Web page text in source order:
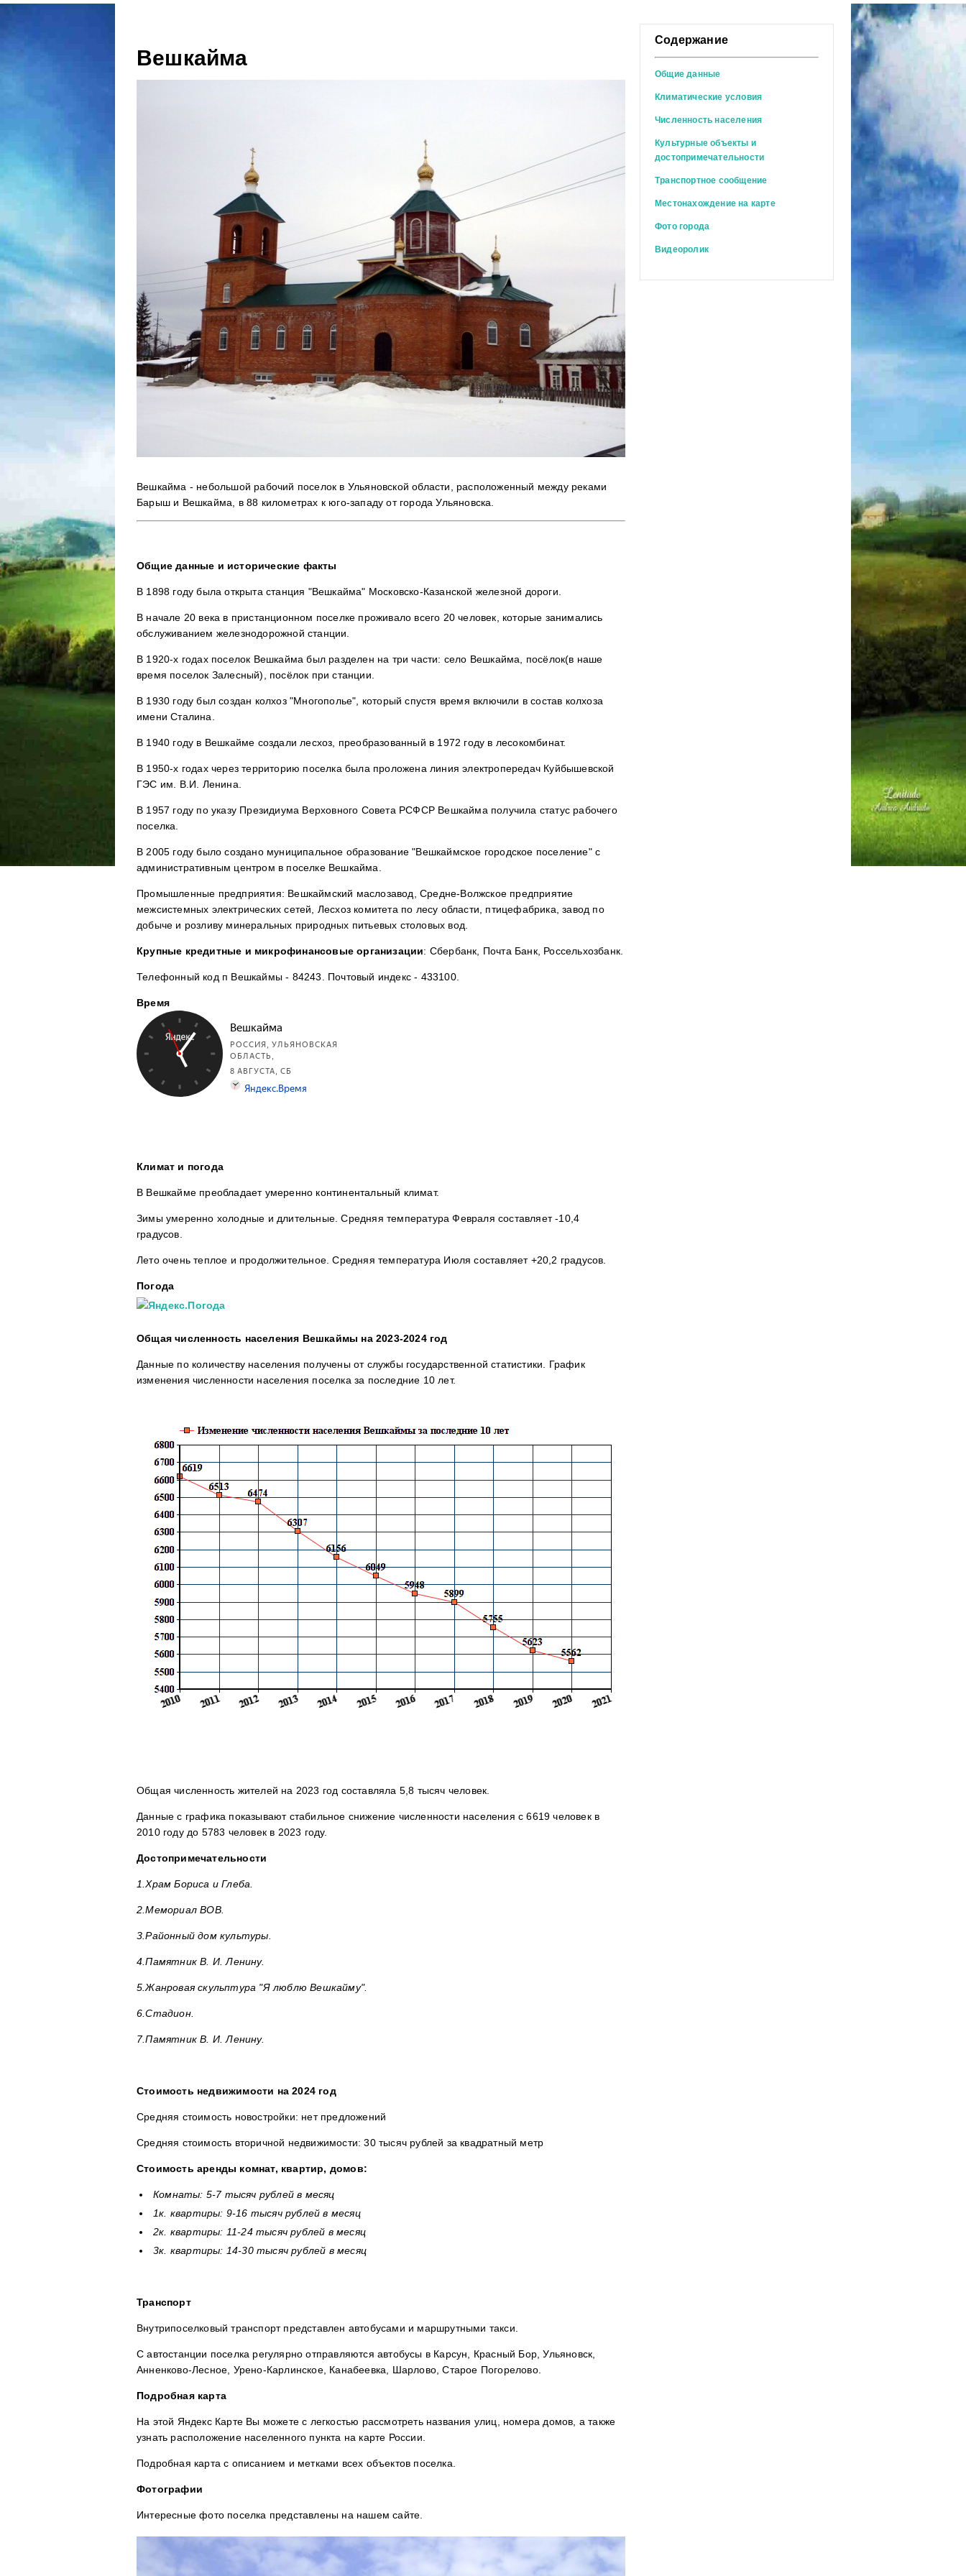
Вешкайма
Вешкайма - небольшой рабочий поселок в Ульяновской области, расположенный между реками
Барыш и Вешкайма, в 88 километрах к юго-западу от города Ульяновска.
Общие данные и исторические факты
В 1898 году была открыта станция "Вешкайма" Московско-Казанской железной дороги.
В начале 20 века в пристанционном поселке проживало всего 20 человек, которые занимались
обслуживанием железнодорожной станции.
В 1920-х годах поселок Вешкайма был разделен на три части: село Вешкайма, посёлок(в наше
время поселок Залесный), посёлок при станции.
В 1930 году был создан колхоз "Многополье", который спустя время включили в состав колхоза
имени Сталина.
В 1940 году в Вешкайме создали лесхоз, преобразованный в 1972 году в лесокомбинат.
В 1950-х годах через территорию поселка была проложена линия электропередач Куйбышевской
ГЭС им. В.И. Ленина.
В 1957 году по указу Президиума Верховного Совета РСФСР Вешкайма получила статус рабочего
поселка.
В 2005 году было создано муниципальное образование "Вешкаймское городское поселение" с
административным центром в поселке Вешкайма.
Промышленные предприятия: Вешкаймский маслозавод, Средне-Волжское предприятие
межсистемных электрических сетей, Лесхоз комитета по лесу области, птицефабрика, завод по
добыче и розливу минеральных природных питьевых столовых вод.
Крупные кредитные и микрофинансовые организации: Сбербанк, Почта Банк, Россельхозбанк.
Телефонный код п Вешкаймы - 84243. Почтовый индекс - 433100.
Время
Климат и погода
В Вешкайме преобладает умеренно континентальный климат.
Зимы умеренно холодные и длительные. Средняя температура Февраля составляет -10,4
градусов.
Лето очень теплое и продолжительное. Средняя температура Июля составляет +20,2 градусов.
Погода
Общая численность населения Вешкаймы на 2023-2024 год
Данные по количеству населения получены от службы государственной статистики. График
изменения численности населения поселка за последние 10 лет.
Общая численность жителей на 2023 год составляла 5,8 тысяч человек.
Данные с графика показывают стабильное снижение численности населения с 6619 человек в
2010 году до 5783 человек в 2023 году.
Достопримечательности
1.Храм Бориса и Глеба.
2.Мемориал ВОВ.
3.Районный дом культуры.
4.Памятник В. И. Ленину.
5.Жанровая скульптура "Я люблю Вешкайму".
6.Стадион.
7.Памятник В. И. Ленину.
Стоимость недвижимости на 2024 год
Средняя стоимость новостройки: нет предложений
Средняя стоимость вторичной недвижимости: 30 тысяч рублей за квадратный метр
Стоимость аренды комнат, квартир, домов:
Комнаты: 5-7 тыcяч рублей в месяц
1к. квартиры: 9-16 тысяч рублей в месяц
2к. квартиры: 11-24 тысяч рублей в месяц
3к. квартиры: 14-30 тысяч рублей в месяц
Транспорт
Внутрипоселковый транспорт представлен автобусами и маршрутными такси.
С автостанции поселка регулярно отправляются автобусы в Карсун, Красный Бор, Ульяновск,
Анненково-Лесное, Урено-Карлинское, Канабеевка, Шарлово, Старое Погорелово.
Подробная карта
На этой Яндекс Карте Вы можете с легкостью рассмотреть названия улиц, номера домов, а также
узнать расположение населенного пункта на карте России.
Подробная карта с описанием и метками всех объектов поселка.
Фотографии
Интересные фото поселка представлены на нашем сайте.
Содержание
Общие данные
Климатические условия
Численность населения
Культурные объекты и
достопримечательности
Транспортное сообщение
Местонахождение на карте
Фото города
Видеоролик